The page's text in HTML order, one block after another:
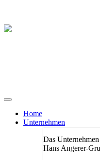
Home
Unternehmen
Das Unternehmen
Hans Angerer-